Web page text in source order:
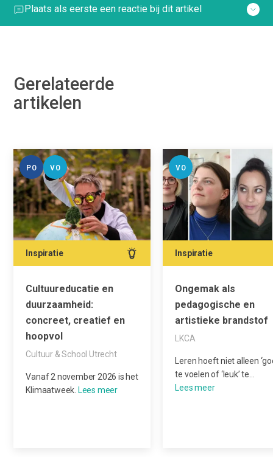
Plaats als eerste een reactie bij dit artikel
Gerelateerde
artikelen
PO VO
Inspiratie
Cultuureducatie en
duurzaamheid:
concreet, creatief en
hoopvol
Cultuur & School Utrecht
Vanaf 2 november 2026 is het
Klimaatweek.
VO
Inspiratie
Ongemak als
pedagogische en
artistieke brandstof
LKCA
Leren hoeft niet alleen
te voelen of ‘leuk’ te…